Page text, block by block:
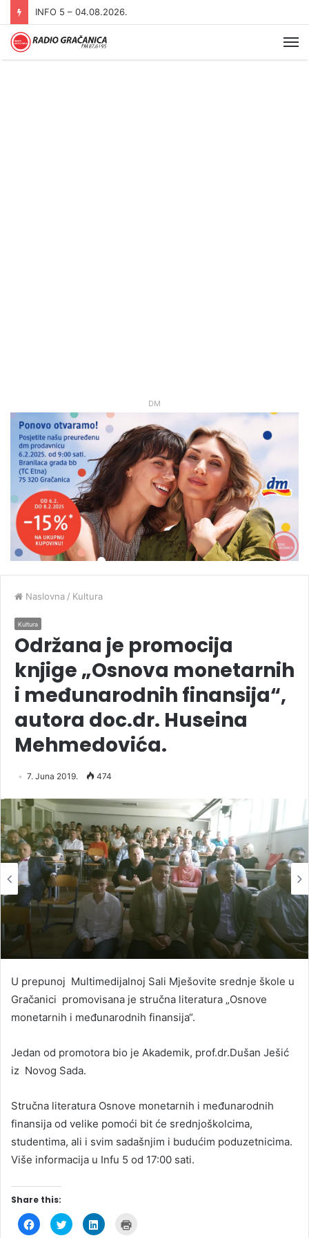
INFO 5 – 03.08.2026
DM
Naslovna / Kultura
Kultura
Održana je promocija
knjige „Osnova monetarnih
i međunarodnih finansija“,
autora doc.dr. Huseina
Mehmedovića.
7. Juna 2019. 474
U prepunoj Multimedijalnoj Sali Mješovite srednje škole u
Gračanici promovisana je stručna literatura „Osnove
monetarnih i međunarodnih finansija“.
Jedan od promotora bio je Akademik, prof.dr.Dušan Ješić
iz Novog Sada.
Stručna literatura Osnove monetarnih i međunarodnih
finansija od velike pomoći bit će srednjoškolcima,
studentima, ali i svim sadašnjim i budućim poduzetnicima.
Više informacija u Infu 5 od 17:00 sati.
Share this:
C
l
C
l
C
l